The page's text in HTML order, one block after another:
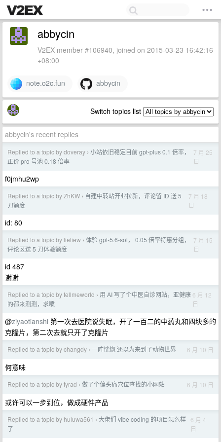
abbycin
V2EX member #106940, joined on 2015-03-23 16:42:16
+08:00
note.o2c.fun abbycin
Switch topics list
abbycin's recent replies
Replied to a topic by doveray › 小站依旧稳定目前 gpt-plus 0.1 倍率，
正价 pro 号池 0.18 倍率
7 月 25
日
f0jmhu2wp
Replied to a topic by ZhKW › 自建中转站开业拉新，评论留 ID 送 5
刀额度
7 月 18
日
id: 80
Replied to a topic by lieliew › 体验 gpt-5.6-sol， 0.05 倍率特惠分组，
评论区送 5 刀体验额度
7 月 15
日
id 487
谢谢
Replied to a topic by tellmeworld › 用 AI 写了个中医自诊网站，亚健康
的都来测测，求喷
6 月 12
日
@ziyaotianshi 第一次去医院说失眠，开了一百二的中药丸和四块多的
克隆片，第二次去就只开了克隆片
Replied to a topic by changdy › 一阵恍惚 还以为来到了动物世界 6 月 10 日
何意味
Replied to a topic by tyrad › 做了个偏头痛穴位查找的小网站 6 月 10 日
或许可以一步到位，做成硬件产品
Replied to a topic by huluwa561 › 大佬们 vibe coding 的项目怎么样
了
6 月 4
日